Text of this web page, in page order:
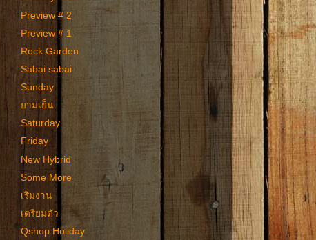
Preview # 2
Preview # 1
Rock Garden
Sabai sabai
Sunday
ยามเย็น
Saturday
Friday
New Hybrid
Some More
เริ่มงาน
เตรียมตัว
Qshop Holiday